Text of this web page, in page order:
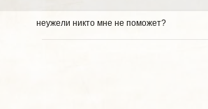
неужели никто мне не поможет?